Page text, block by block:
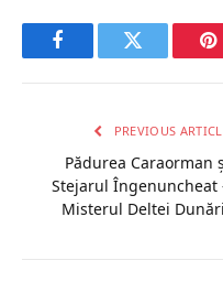
FacebookTwitter
PREVIOUS
Pădurea Caraorman
Stejarul Îngenuncheat
Misterul Deltei